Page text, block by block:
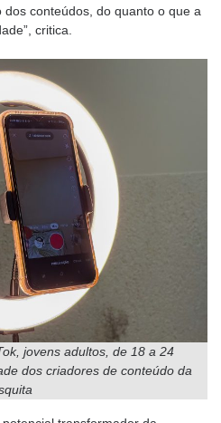
conteúdos, do quanto o que a
critica.
jovens adultos, de 18 a 24
dos criadores de conteúdo da